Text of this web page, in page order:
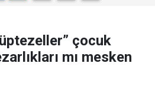
çocuk
mı mesken